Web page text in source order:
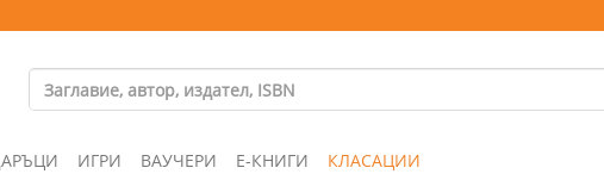
ИГРИ ВАУЧЕРИ Е-КНИГИ КЛАСАЦИИ